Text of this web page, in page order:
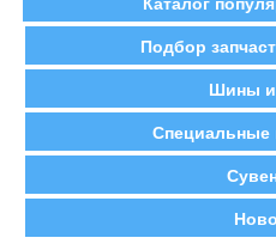
Подбор
Шины и
Специальные